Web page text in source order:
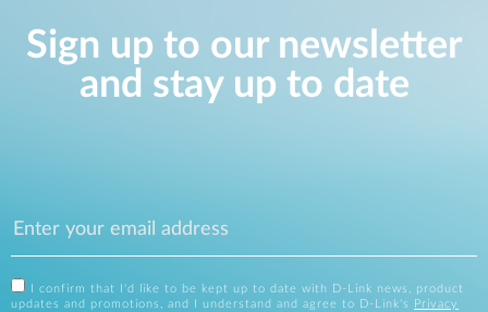
Sign up to our newsletter
and stay up to date
I confirm that I'd like to be kept up to date with D-Link news, product
updates and promotions, and I understand and agree to D-Link's
Privacy